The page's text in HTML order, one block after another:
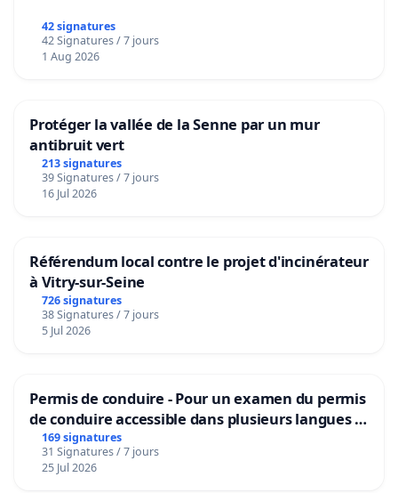
42 signatures
42 Signatures / 7 jours
1 Aug 2026
Protéger la vallée de la Senne par un mur
antibruit vert
213 signatures
39 Signatures / 7 jours
16 Jul 2026
Référendum local contre le projet d'incinérateur
à Vitry-sur-Seine
726 signatures
38 Signatures / 7 jours
5 Jul 2026
Permis de conduire - Pour un examen du permis
de conduire accessible dans plusieurs langues à
Bruxelles
169 signatures
31 Signatures / 7 jours
25 Jul 2026